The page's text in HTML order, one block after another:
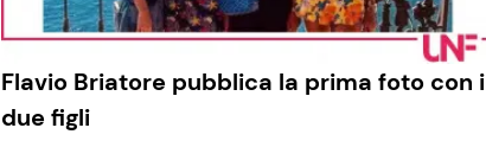
Flavio Briatore pubblica la prima foto con i
due figli